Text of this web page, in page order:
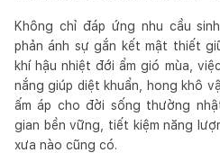
Không chỉ đáp ứng nhu cầu
phản ánh sự gắn kết mật thiết
khí hậu nhiệt đới ẩm gió mùa,
nắng giúp diệt khuẩn, hong khô
ấm áp cho đời sống thường
gian bền vững, tiết kiệm năng
xưa nào cũng có.